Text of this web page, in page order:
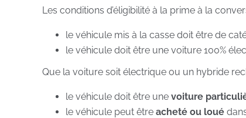
Les conditions d’éligibilité à la prime à la
le véhicule mis à la casse doit être de
le véhicule doit être une voiture 100%
Que la voiture soit électrique ou un hybride
le véhicule doit être une voiture
le véhicule peut être acheté ou loué